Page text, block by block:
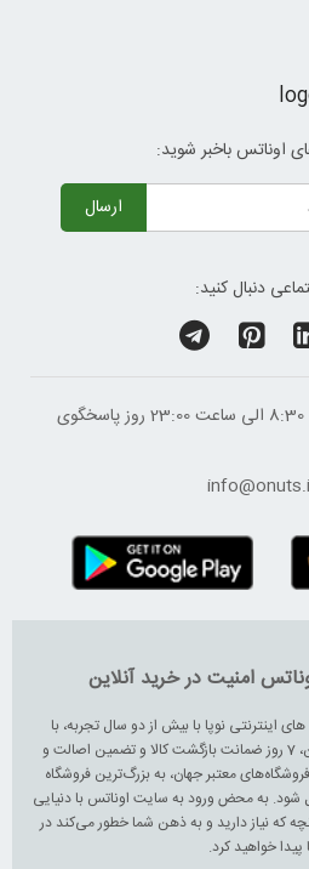
اوناتس باخبر شوید:
ارسال
دنبال کنید:
هر روز تمام ایام هفته از ساعت 8:30 الی ساعت 23:00 ‌روز پاسخگوی
امنیت در خرید آنلاین
اینترنتی نوپا با بیش از دو سال تجربه، با
پایبندی به سه اصل، پرداخت ایمن، 7 روز ضمانت بازگشت کالا و تضمین اصالت و
معتبر جهان، به بزرگ‌ترین فروشگاه
شود. به محض ورود به سایت اوناتس با دنیایی
که نیاز دارید و به ذهن شما خطور می‌کند در
پیدا خواهید کرد.